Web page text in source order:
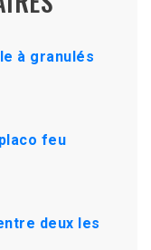
à granulés
feu
deux les